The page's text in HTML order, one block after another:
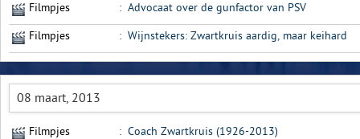
Filmpjes : Advocaat over de gunfactor van PSV
Filmpjes : Wijnstekers: Zwartkruis aardig, maar keihard
08 maart, 2013
Filmpjes : Coach Zwartkruis (1926-2013)